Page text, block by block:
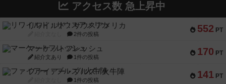
アクセス数 急上昇中
552 PT
リワイルド：サウスアメリカ
2件の投稿
170 PT
マーケットフレッシュ
紹介文あり 1件の投稿
141 PT
ファイアー・ブルズ / 火牛陣
1件の投稿